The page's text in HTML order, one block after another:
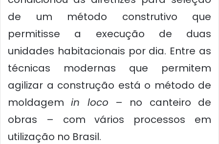
de um método construtivo que
permitisse a execução de duas
unidades habitacionais por dia. Entre as
técnicas modernas que permitem
agilizar a construção está o método de
moldagemin loco – no canteiro de
obras – com vários processos em
utilização no Brasil.